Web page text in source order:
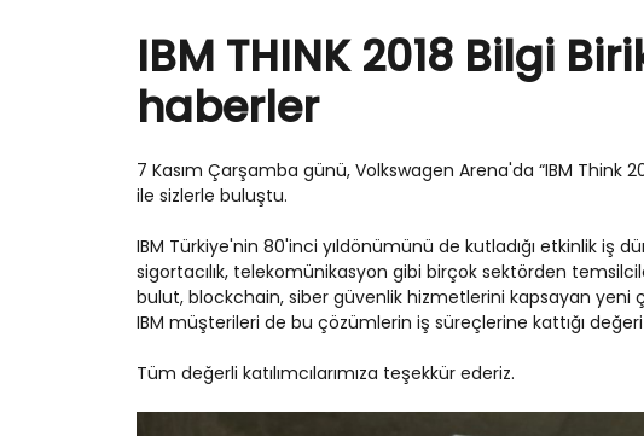
IBM THINK 2018 Bilgi
haberler
7 Kasım Çarşamba günü, Volkswagen Arena'da “IBM Think
ile sizlerle buluştu.
IBM Türkiye'nin 80'inci yıldönümünü de kutladığı etkinlik iş
sigortacılık, telekomünikasyon gibi birçok sektörden
bulut, blockchain, siber güvenlik hizmetlerini kapsayan yeni
IBM müşterileri de bu çözümlerin iş süreçlerine kattığı
Tüm değerli katılımcılarımıza teşekkür ederiz.